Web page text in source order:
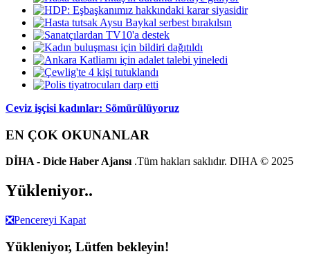
Ceviz işçisi kadınlar: Sömürülüyoruz
EN ÇOK OKUNANLAR
DİHA - Dicle Haber Ajansı .Tüm hakları saklıdır. DIHA © 2025
Yükleniyor..
❎Pencereyi Kapat
Yükleniyor, Lütfen bekleyin!